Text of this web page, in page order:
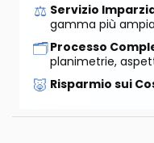
⚖️ Servizio
gamma più
🗂️Processo
planimetrie,
🐷 Risparmio sui